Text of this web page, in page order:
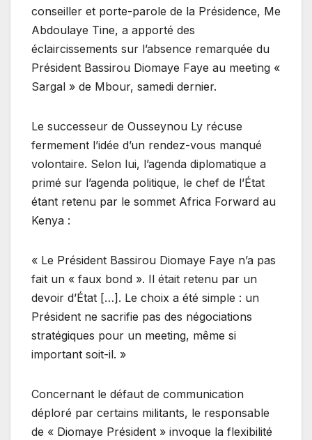
conseiller et porte-parole de la Présidence, Me
Abdoulaye Tine, a apporté des
éclaircissements sur l’absence remarquée du
Président Bassirou Diomaye Faye au meeting «
Sargal » de Mbour, samedi dernier.
Le successeur de Ousseynou Ly récuse
fermement l’idée d’un rendez-vous manqué
volontaire. Selon lui, l’agenda diplomatique a
primé sur l’agenda politique, le chef de l’État
étant retenu par le sommet Africa Forward au
Kenya :
« Le Président Bassirou Diomaye Faye n’a pas
fait un « faux bond ». Il était retenu par un
devoir d’État […]. Le choix a été simple : un
Président ne sacrifie pas des négociations
stratégiques pour un meeting, même si
important soit-il. »
Concernant le défaut de communication
déploré par certains militants, le responsable
de « Diomaye Président » invoque la flexibilité